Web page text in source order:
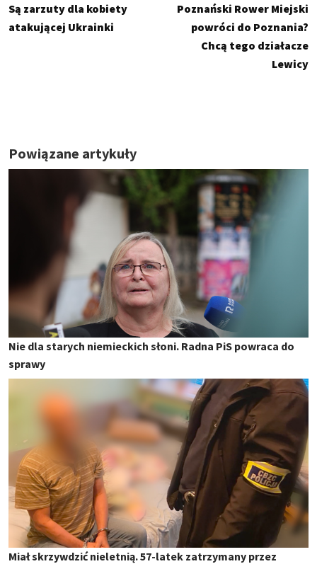
Są zarzuty dla kobiety
atakującej Ukrainki
Poznański Rower Miejski
powróci do Poznania?
Chcą tego działacze
Lewicy
Powiązane artykuły
Nie dla starych niemieckich słoni. Radna PiS powraca do
sprawy
Miał skrzywdzić nieletnią. 57-latek zatrzymany przez